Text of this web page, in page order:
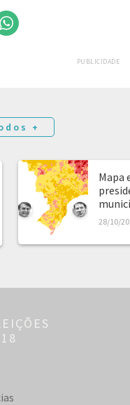
PUBLICIDADE
+
Mapa
28/10/